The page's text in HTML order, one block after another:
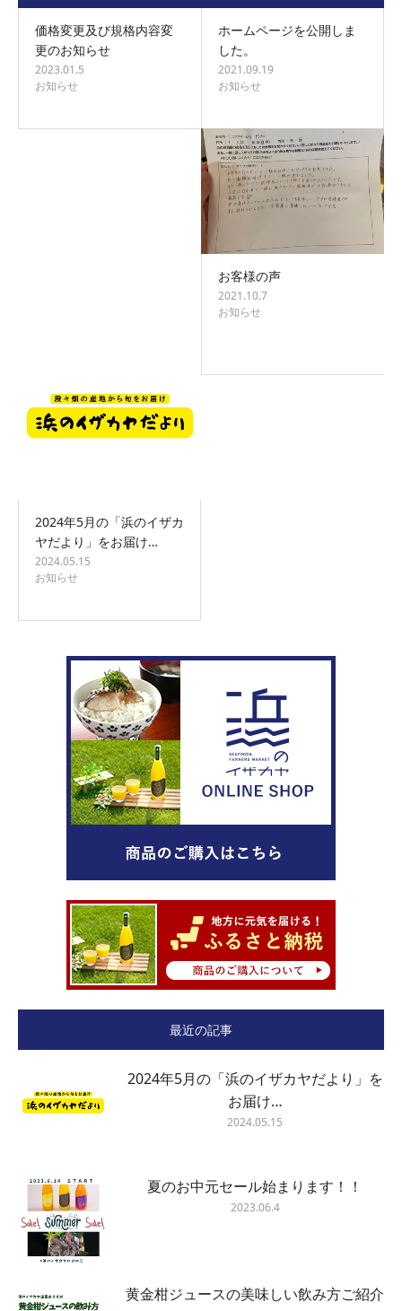
価格変更及び規格内容変
更のお知らせ
2023.01.5
お知らせ
ホームページを公開しま
した。
2021.09.19
お知らせ
お客様の声
2021.10.7
お知らせ
2024年5月の「浜のイザカ
ヤだより」をお届け…
2024.05.15
お知らせ
最近の記事
2024年5月の「浜のイザカヤだより」を
お届け…
2024.05.15
夏のお中元セール始まります！！
2023.06.4
黄金柑ジュースの美味しい飲み方ご紹介